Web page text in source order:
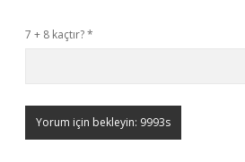
7 + 8 kaçtır?*